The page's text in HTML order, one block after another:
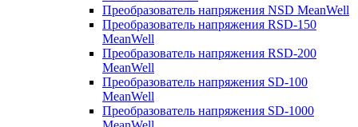
Преобразователь напряжения NSD MeanWell
Преобразователь напряжения RSD-150
MeanWell
Преобразователь напряжения RSD-200
MeanWell
Преобразователь напряжения SD-100
MeanWell
Преобразователь напряжения SD-1000